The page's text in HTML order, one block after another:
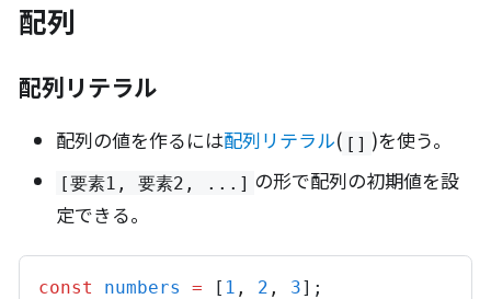
配列
配列リテラル
配列の値を作るには配列リテラル( [] )を使う。
[要素1, 要素2, ...] の形で配列の初期値を設
定できる。
const numbers = [ 1 , 2 , 3];